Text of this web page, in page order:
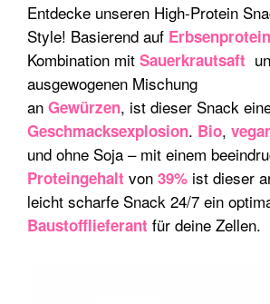
Entdecke unseren High-Protein
Style! Basierend auf
Kombination mit Sauerkrautsaft
ausgewogenen Mischung
an Gewürzen, ist dieser Snack
Geschmacksexplosion. Bio,
und ohne Soja – mit einem
Proteingehalt von 39% ist dieser
leicht scharfe Snack 24/7 ein
Baustofflieferant für deine Zellen.